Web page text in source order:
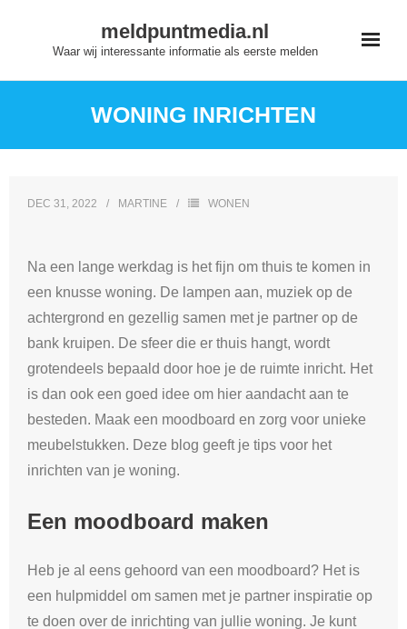
meldpuntmedia.nl
Waar wij interessante informatie als eerste melden
WONING INRICHTEN
DEC 31, 2022 MARTINE WONEN
Na een lange werkdag is het fijn om thuis te komen in
een knusse woning. De lampen aan, muziek op de
achtergrond en gezellig samen met je partner op de
bank kruipen. De sfeer die er thuis hangt, wordt
grotendeels bepaald door hoe je de ruimte inricht. Het
is dan ook een goed idee om hier aandacht aan te
besteden. Maak een moodboard en zorg voor unieke
meubelstukken. Deze blog geeft je tips voor het
inrichten van je woning.
Een moodboard maken
Heb je al eens gehoord van een moodboard? Het is
een hulpmiddel om samen met je partner inspiratie op
te doen over de inrichting van jullie woning. Je kunt